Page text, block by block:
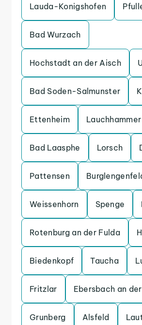
Lauda-Konigshofen
Bad Wurzach
Hochstadt an der Aisch
Bad Soden-Salmunster
Ettenheim Lauchhammer
Bad Laasphe Lorsch
Pattensen
Weissenhorn Spenge
Rotenburg an der Fulda
Biedenkopf Taucha
Fritzlar Ebersbach an
Grunberg Alsfeld